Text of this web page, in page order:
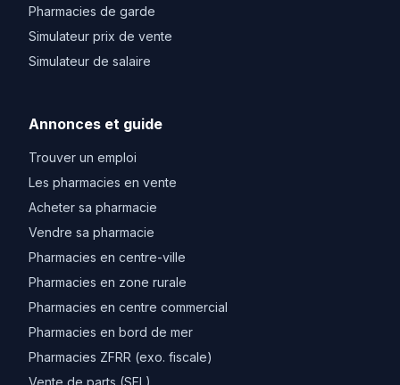
Pharmacies de garde
Simulateur prix de vente
Simulateur de salaire
Annonces et guide
Trouver un emploi
Les pharmacies en vente
Acheter sa pharmacie
Vendre sa pharmacie
Pharmacies en centre-ville
Pharmacies en zone rurale
Pharmacies en centre commercial
Pharmacies en bord de mer
Pharmacies ZFRR (exo. fiscale)
Vente de parts (SEL)